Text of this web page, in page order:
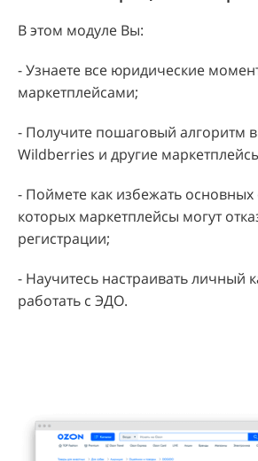
В этом модуле Вы:
- Узнаете все юридические
маркетплейсами;
- Получите пошаговый алгоритм
Wildberries и другие
- Поймете как избежать
которых маркетплейсы могут
регистрации;
- Научитесь настраивать личный
работать с ЭДО.